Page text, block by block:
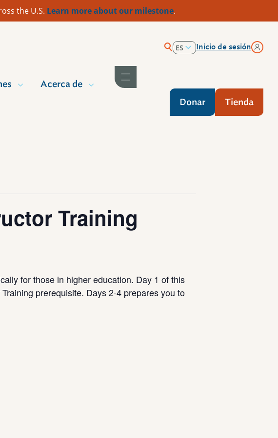
the U.S. Learn more about our milestone.
ES
Inicio de sesión
Acerca de
Donar Tienda
Training
for those in higher education. Day 1 of this
prerequisite. Days 2-4 prepares you to